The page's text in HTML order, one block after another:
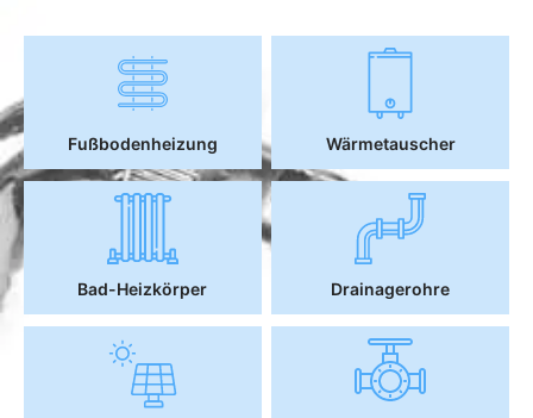
Fußbodenheizung Wärmetauscher
Bad-Heizkörper Drainagerohre